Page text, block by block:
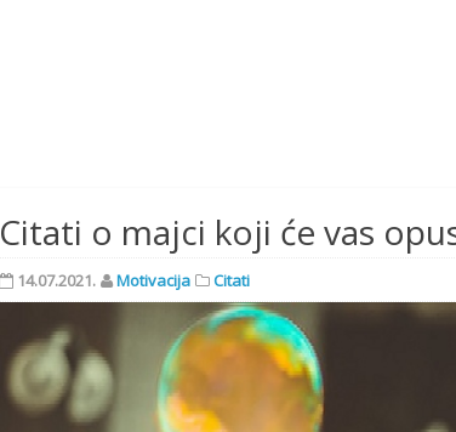
Citati o majci koji će vas
14.07.2021. Motivacija Citati